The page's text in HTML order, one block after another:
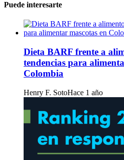
Puede interesarte
Dieta BARF frente a
tendencias para
Colombia
Henry F. SotoHace 1 año